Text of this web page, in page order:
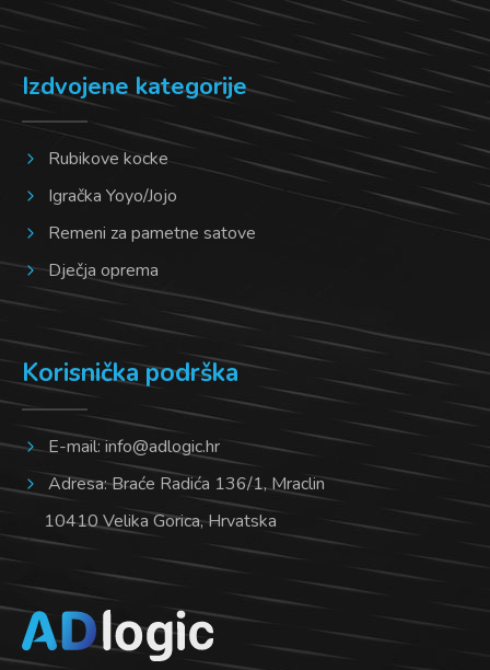
Izdvojene kategorije
Rubikove kocke
Igračka Yoyo/Jojo
Remeni za pametne satove
Dječja oprema
Korisnička podrška
E-mail:info@adlogic.hr
Adresa: Braće Radića 136/1, Mraclin
10410 Velika Gorica, Hrvatska